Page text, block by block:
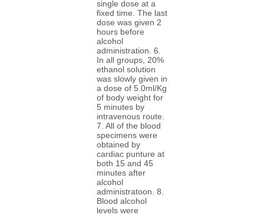
single dose at a
fixed time. The last
dose was given 2
hours before
alcohol
administration. 6.
In all groups, 20%
ethanol solution
was slowly given in
a dose of 5.0ml/Kg
of body weight for
5 minutes by
intravenous route.
7. All of the blood
specimens were
obtained by
cardiac punture at
both 15 and 45
minutes after
alcohol
administratoon. 8.
Blood alcohol
levels were